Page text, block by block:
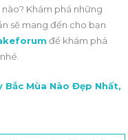
Khám phá những
sẽ mang đến cho bạn
để khám phá
Bắc Mùa Nào Đẹp Nhất,